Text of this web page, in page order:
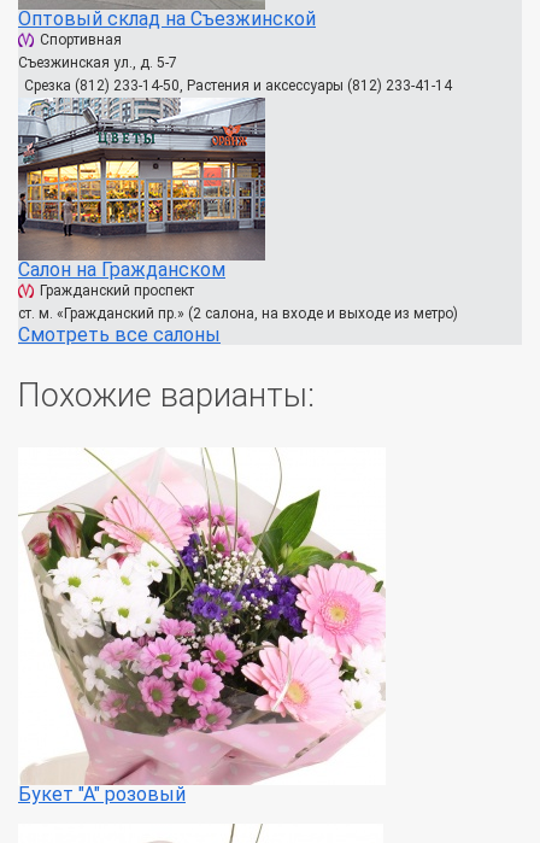
Оптовый склад на Съезжинской
Спортивная
Съезжинская ул., д. 5-7
Срезка (812) 233-14-50, Растения и аксессуары (812) 233-41-14
Салон на Гражданском
Гражданский проспект
ст. м. «Гражданский пр.» (2 салона, на входе и выходе из метро)
Смотреть все салоны
Похожие варианты:
Букет "А" розовый